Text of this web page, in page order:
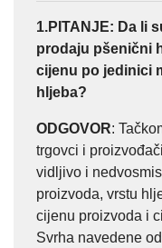
1.PITANJE: Da li
prodaju pšenični
cijenu po jedinici
hljeba?
ODGOVOR:
trgovci i
vidljivo i
proizvoda, vrstu
cijenu proizvoda i
Svrha navedene